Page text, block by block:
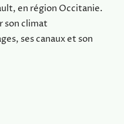
en région Occitanie.
son climat
ses canaux et son